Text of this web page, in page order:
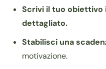
Scrivi il tuo obiettivo
dettagliato.
Stabilisci una
motivazione.